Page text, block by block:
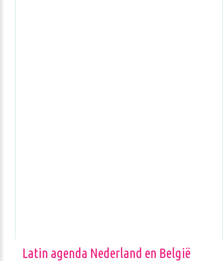
Latin agenda Nederland en België